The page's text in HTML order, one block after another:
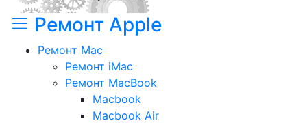
Ремонт Apple
Ремонт Mac
Ремонт iMac
Ремонт MacBook
Macbook
Macbook Air